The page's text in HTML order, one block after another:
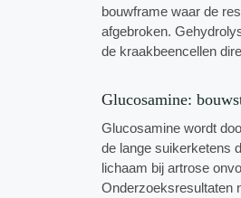
bouwframe waar de
afgebroken.
de kraakbeencellen
Glucosamine:
Glucosamine wordt
de lange suikerketens
lichaam bij artrose
Onderzoeksresultaten